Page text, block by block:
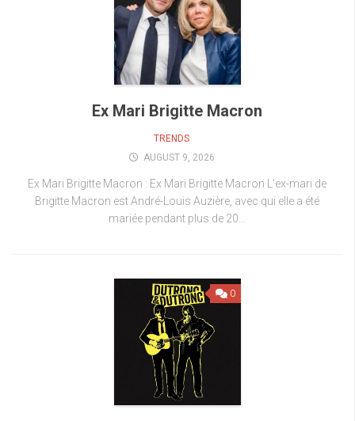
Ex Mari Brigitte Macron
TRENDS
AUGUST 9, 2026
Ex Mari Brigitte Macron : Ex Mari Brigitte Macron L’ex-mari de
Brigitte Macron est André-Louis Auzière, avec qui elle a été
mariée pendant plus de 20...
0